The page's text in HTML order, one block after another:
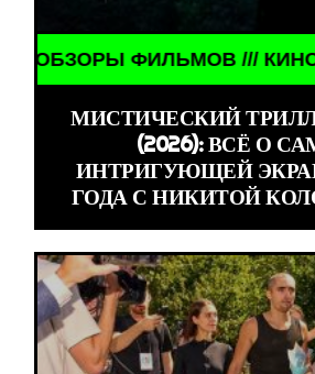
ФИЛЬМОВ /// КИНО ///
МИСТИЧЕСКИЙ
(2026): ВСЁ О
ИНТРИГУЮЩЕЙ
ГОДА С НИКИТОЙ